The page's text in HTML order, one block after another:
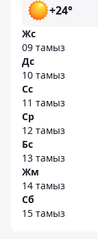
+24°
Жс
09 тамыз
Дс
10 тамыз
Сс
11 тамыз
Ср
12 тамыз
Бс
13 тамыз
Жм
14 тамыз
Сб
15 тамыз